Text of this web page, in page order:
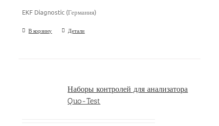
EKF Diagnostic (Германия)
В корзину Детали
Наборы контролей для анализатора
Quo-Test